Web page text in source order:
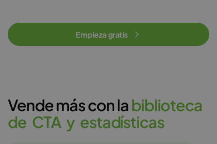
Empieza gratis
Vende más con la biblioteca
de CTA y estadísticas